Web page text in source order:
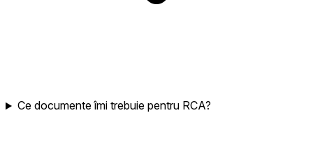
Ce documente îmi trebuie pentru RCA?